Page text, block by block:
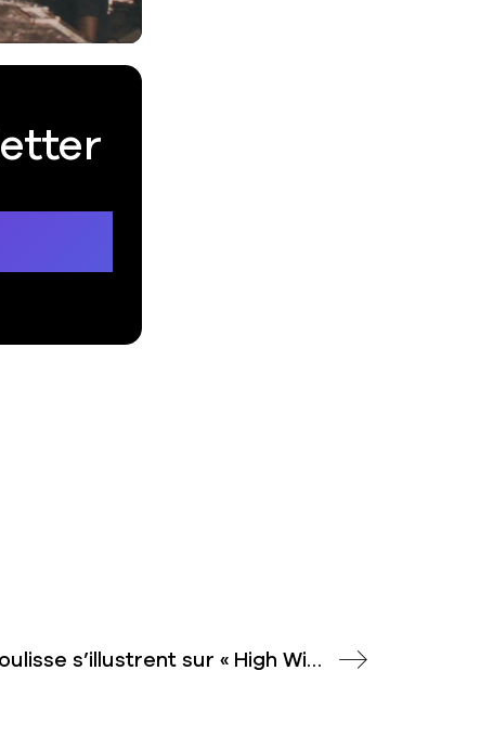
The Ware et Soulisse s’illustrent sur « High With You »